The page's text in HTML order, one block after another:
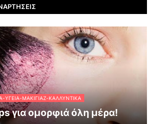
ΥΓΕΊΑ-ΜΑΚΙΓΙΆΖ-ΚΑΛΛΥΝΤΙΚΆ
για ομορφιά όλη μέρα!